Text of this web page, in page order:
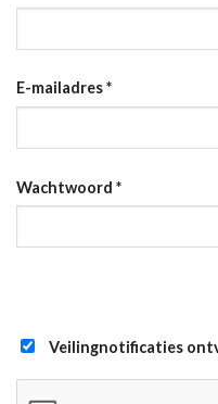
E-mailadres*
Wachtwoord *
Veilingnotificaties